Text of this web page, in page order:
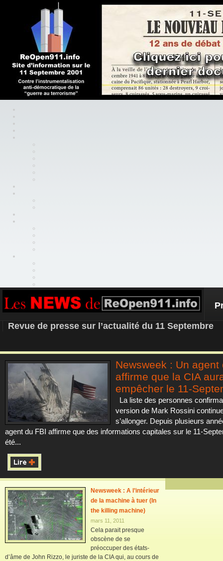
REOPEN911 – NEWS
Revue de presse sur l’actualité du 11 Septembre
Newsweek : Un agent
affirme que la CIA
empêcher le 11-
La liste des personnes
version de Mark Rossini
s’allonger. Depuis plusieurs
agent du FBI affirme que des informations capitales sur le 11-
été...
Newsweek : A l’intérieur
de la machine à tuer (In
the killing machine)
mars 11, 2011
Cela parait presque
obscène de se
préoccuper des états-
d’âme de John Rizzo, le juriste de la CIA qui, au cours de